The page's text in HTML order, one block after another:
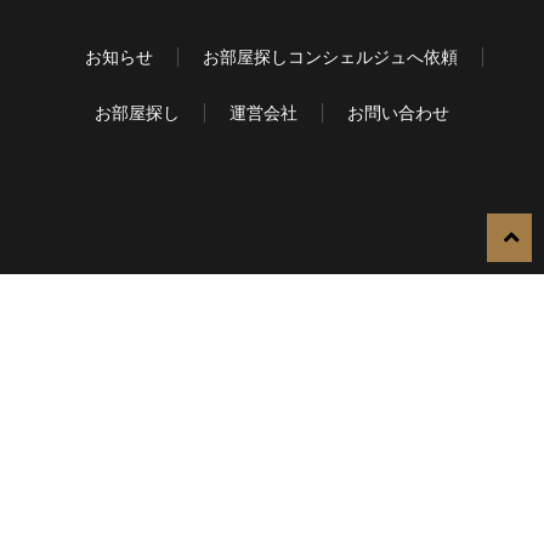
お知らせ お部屋探しコンシェルジュへ依頼
お部屋探し 運営会社 お問い合わせ